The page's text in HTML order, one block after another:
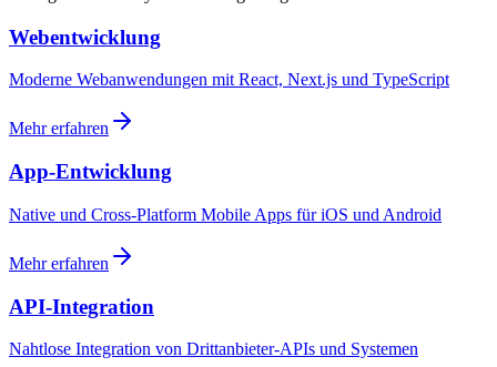
Webentwicklung
Moderne Webanwendungen mit React, Next.js und TypeScript
Mehr erfahren
App-Entwicklung
Native und Cross-Platform Mobile Apps für iOS und Android
Mehr erfahren
API-Integration
Nahtlose Integration von Drittanbieter-APIs und Systemen